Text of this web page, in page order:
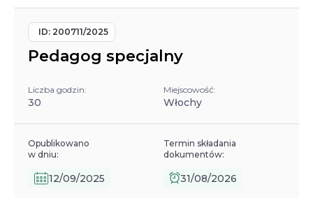
ID: 200711/2025
Pedagog specjalny
Liczba godzin:
30
Miejscowość:
Włochy
Opublikowano
w dniu:
12/09/2025
Termin składania
dokumentów:
31/08/2026